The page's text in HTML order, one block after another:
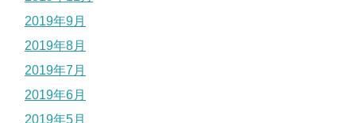
2019年9月
2019年8月
2019年7月
2019年6月
2019年5月